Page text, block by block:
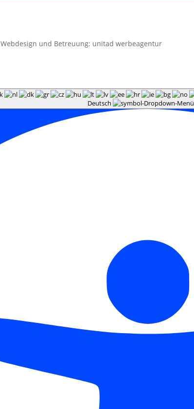
und Betreuung: unitad werbeagentur
Deutsch